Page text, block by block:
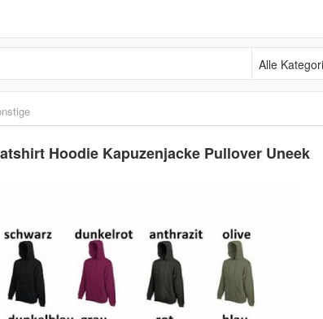
Alle Kategorien
Hoodie Kapuzenjacke Pullover Uneek